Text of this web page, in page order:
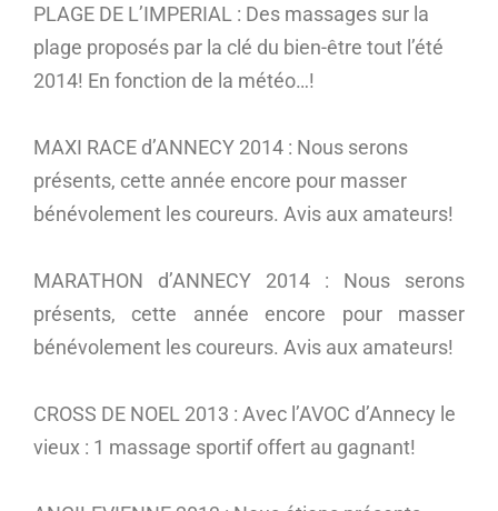
PLAGE DE L’IMPERIAL : Des massages sur la
plage proposés par la clé du bien-être tout l’été
2014! En fonction de la météo…!
MAXI RACE d’ANNECY 2014 : Nous serons
présents, cette année encore pour masser
bénévolement les coureurs. Avis aux amateurs!
MARATHON d’ANNECY 2014 : Nous serons
présents, cette année encore pour masser
bénévolement les coureurs. Avis aux amateurs!
CROSS DE NOEL 2013 : Avec l’AVOC d’Annecy le
vieux : 1 massage sportif offert au gagnant!